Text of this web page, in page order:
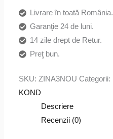
Livrare în toată România.
Garanţie 24 de luni.
14 zile drept de Retur.
Preţ bun.
SKU:ZINA3NOU Categorii:
KOND
Descriere
Recenzii (0)